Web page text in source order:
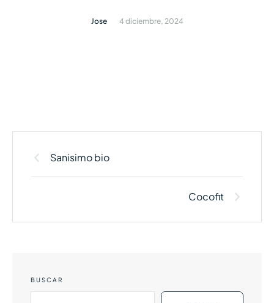
Jose 4 diciembre, 2024
Sanisimo bio
Cocofit
BUSCAR